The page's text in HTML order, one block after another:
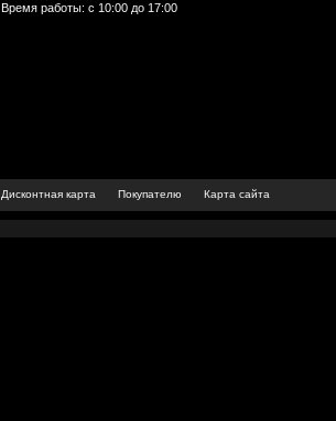
Время работы: с 10:00 до 17:00
Дисконтная карта Покупателю Карта сайта